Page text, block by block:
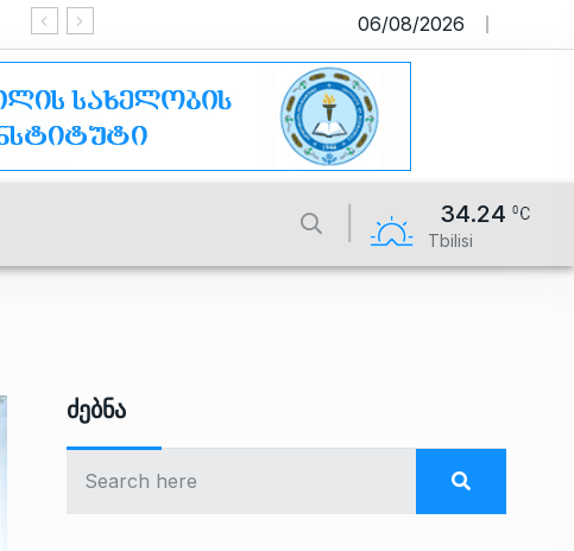
საიტი მუშაობს სატესტო რეჟიმში
06/08/2026
34.24
Tbilisi
Ძებნა